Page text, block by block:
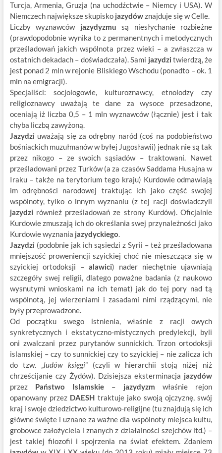
Turcja, Armenia, Gruzja (na uchodźctwie – Niemcy i USA). W
Niemczech największe skupisko jazydówznajduje się w Celle.
Liczby wyznawców jazydyzmu są niesłychanie rozbieżne
(prawdopodobnie wynika to z permanentnych i metodycznych
prześladowań jakich wspólnota przez wieki – a zwłaszcza w
ostatnich dekadach – doświadczała). Sami jazydzi twierdzą, że
jest ponad 2 mln w rejonie Bliskiego Wschodu (ponadto – ok. 1
mln na emigracji).
Specjaliści: socjologowie, kulturoznawcy, etnolodzy czy
religioznawcy uważają te dane za wysoce przesadzone,
oceniają iż liczba 0,5 – 1 mln wyznawców (łącznie) jest i tak
chyba liczbą zawyżoną.
Jazydzi uważają się za odrębny naród (coś na podobieństwo
bośniackich muzułmanów w byłej Jugosławii) jednak nie są tak
przez nikogo – ze swoich sąsiadów – traktowani. Nawet
prześladowani przez Turków (a za czasów Saddama Husajna w
Iraku – także na terytorium tego kraju) Kurdowie odmawiają
im odrębności narodowej traktując ich jako część swojej
wspólnoty, tylko o innym wyznaniu (z tej racji doświadczyli
jazydzi również prześladowań ze strony Kurdów). Oficjalnie
Kurdowie zmuszają ich do określania swej przynależności jako
Kurdowie wyznania jazydyckiego.
Jazydzi (podobnie jak ich sąsiedzi z Syrii – też prześladowana
mniejszość proweniencji szyickiej choć nie mieszcząca się w
szyickiej ortodoksji – alawici) nader niechętnie ujawniają
szczegóły swej religii, dlatego poważne badania (z naukowo
wysnutymi wnioskami na ich temat) jak do tej pory nad tą
wspólnotą, jej wierzeniami i zasadami nimi rządzącymi, nie
były przeprowadzone.
Od początku swego istnienia, właśnie z racji owych
synkretycznych i ekstatyczno-mistycznych predylekcji, byli
oni zwalczani przez purytanów sunnickich. Trzon ortodoksji
islamskiej – czy to sunnickiej czy to szyickiej – nie zalicza ich
do tzw. „ludów księgi” (czyli w hierarchii stoją niżej niż
chrześcijanie czy Żydów). Dzisiejsza eksterminacja jazydów
przez Państwo Islamskie – jazydyzm właśnie rejon
opanowany przez DAESH traktuje jako swoją ojczyznę, swój
kraj i swoje dziedzictwo kulturowo-religijne (tu znajdują się ich
główne święte i uznane za ważne dla wspólnoty miejsca kultu,
grobowce założyciela i znanych z działalności szejchów itd.) –
jest takiej filozofii i spojrzenia na świat efektem. Zdaniem